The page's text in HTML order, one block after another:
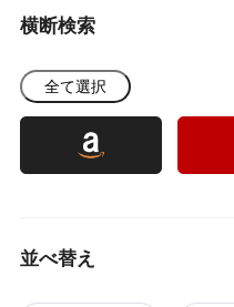
横断検索
全て選択
並べ替え